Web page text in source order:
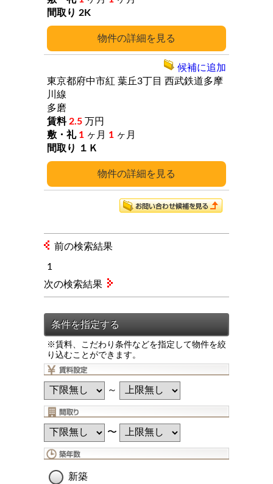
詳細
2K
詳細
東京都府中市紅 葉丘3丁目 西武鉄道多摩
川線
多磨
2.5 万円
1 ヶ月 1 ヶ月
１Ｋ
候補に追加
前の検索結果
1
※賃料、こだわり条件などを指定して物件を絞
り込むことができます。
～
〜
新築